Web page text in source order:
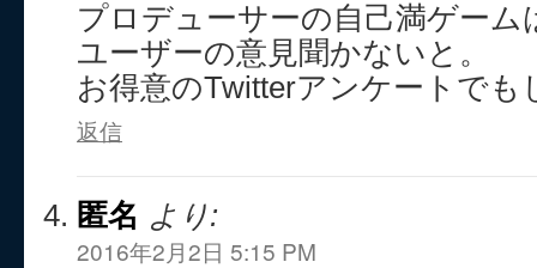
プロデューサーの自己満ゲーム
ユーザーの意見聞かないと。
お得意のTwitterアンケートでも
返信
匿名 より:
2016年2月2日 5:15 PM